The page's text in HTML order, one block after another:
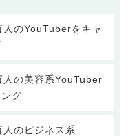
人のYouTuberをキャ
人の美容系YouTuber
グ
のビジネス系